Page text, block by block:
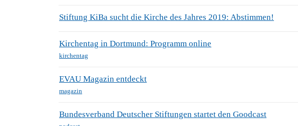
Stiftung KiBa sucht die Kirche des Jahres 2019: Abstimmen!
Kirchentag in Dortmund: Programm online
kirchentag
EVAU Magazin entdeckt
magazin
Bundesverband Deutscher Stiftungen startet den Goodcast